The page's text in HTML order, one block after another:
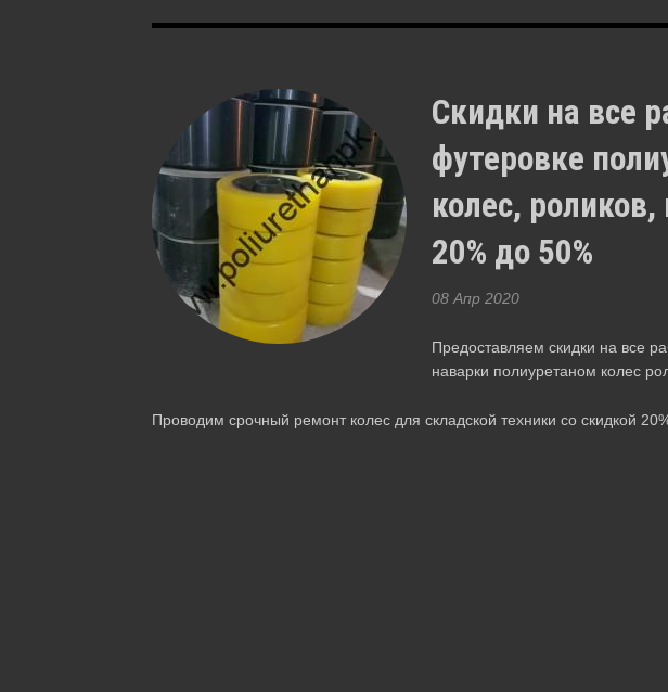
Скидки на все
футеровке
колес, роликов,
20% до 50%
08 Апр 2020
Предоставляем скидки на все
наварки полиуретаном колес
Проводим срочный ремонт колес для складской техники со скидкой